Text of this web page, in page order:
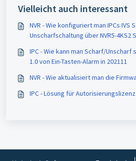
Vielleicht auch interessant
NVR - Wie konfiguriert man IPCs IVS
Unscharfschaltung über NVR5-4KS2
IPC - Wie kann man Scharf/Unscharf
1.0 von Ein-Tasten-Alarm in 202111
NVR - Wie aktualisiert man die
IPC - Lösung für